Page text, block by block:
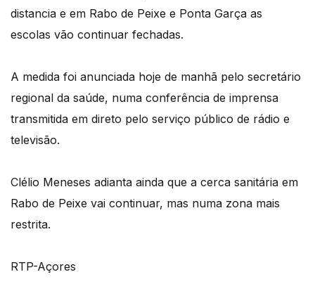
distancia e em Rabo de Peixe e Ponta Garça as
escolas vão continuar fechadas.
A medida foi anunciada hoje de manhã pelo secretário
regional da saúde, numa conferência de imprensa
transmitida em direto pelo serviço público de rádio e
televisão.
Clélio Meneses adianta ainda que a cerca sanitária em
Rabo de Peixe vai continuar, mas numa zona mais
restrita.
RTP-Açores